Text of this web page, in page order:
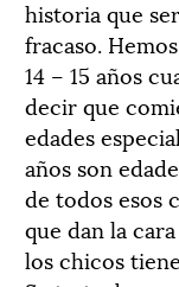
historia que
fracaso.
14 – 15 años
decir que
edades
años son
de todos esos
que dan la
los chicos